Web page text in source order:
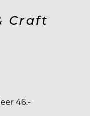
Craft
46.-